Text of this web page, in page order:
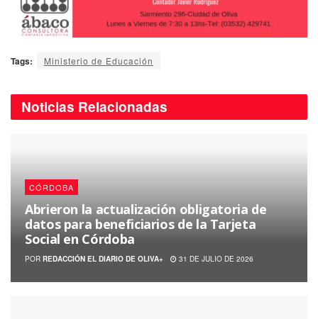
Tags: Ministerio de Educación
Noticias Relacionadas
CÓRDOBA
Abrieron la actualización obligatoria de
datos para beneficiarios de la Tarjeta
Social en Córdoba
POR REDACCIÓN EL DIARIO DE OLIVA+ 31 DE JULIO DE 2026